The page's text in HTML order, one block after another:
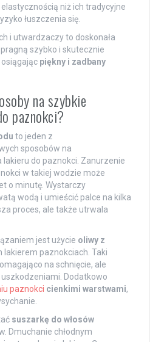
niż ich tradycyjne
łuszczenia się.
i utwardzaczy to doskonała
szybko i skutecznie
piękny i zadbany
na szybkie
paznokci?
to jeden z
sposobów na
do paznokci. Zanurzenie
w takiej wodzie może
o minutę. Wystarczy
wodą i umieścić palce na kilka
proces, ale także utrwala
jest użycie oliwy z
lakierem paznokciach. Taki
na schnięcie, ale
Dodatkowo
paznokci cienkimi warstwami,
suszarkę do włosów
Dmuchanie chłodnym